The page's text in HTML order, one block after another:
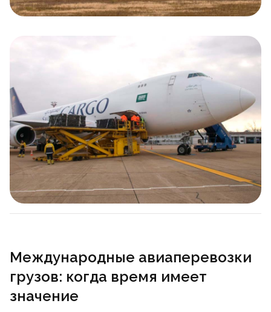
Международные авиаперевозки
грузов: когда время имеет
значение